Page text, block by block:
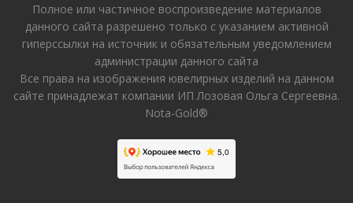
Полное или частичное воспроизведение материалов
данного сайта разрешено только с указанием активной
гиперссылки на источник и обязательным уведомлением
администрации данного сайта
Все права на изображения ювелирных изделий на данном
сайте принадлежат компании ИП Лозовая Ольга Сергеевна.
Nota-Gold®